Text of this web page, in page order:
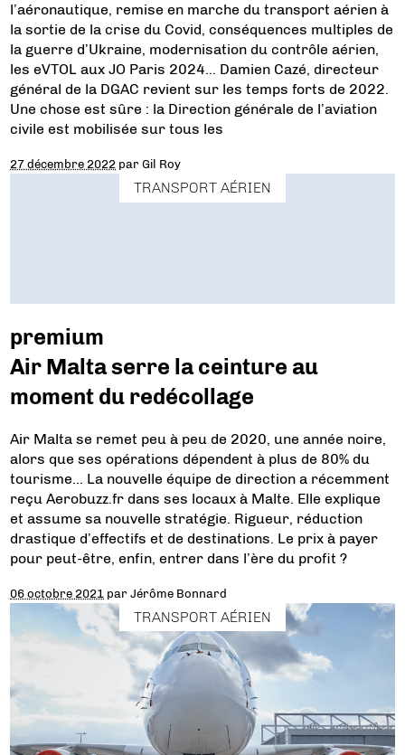
l’aéronautique, remise en marche du transport aérien à
la sortie de la crise du Covid, conséquences multiples de
la guerre d’Ukraine, modernisation du contrôle aérien,
les eVTOL aux JO Paris 2024… Damien Cazé, directeur
général de la DGAC revient sur les temps forts de 2022.
Une chose est sûre : la Direction générale de l’aviation
civile est mobilisée sur tous les
27 décembre 2022 parGil Roy
TRANSPORT AÉRIEN
premium
Air Malta serre la ceinture au
moment du redécollage
Air Malta se remet peu à peu de 2020, une année noire,
alors que ses opérations dépendent à plus de 80% du
tourisme… La nouvelle équipe de direction a récemment
reçu Aerobuzz.fr dans ses locaux à Malte. Elle explique
et assume sa nouvelle stratégie. Rigueur, réduction
drastique d’effectifs et de destinations. Le prix à payer
pour peut-être, enfin, entrer dans l’ère du profit ?
06 octobre 2021 parJérôme Bonnard
TRANSPORT AÉRIEN